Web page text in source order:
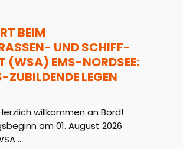
BEIM
UND SCHIFF-F
EMS-NORDSEE: 1
LEGEN L
willkommen an Bord!
am 01. August 2026
...